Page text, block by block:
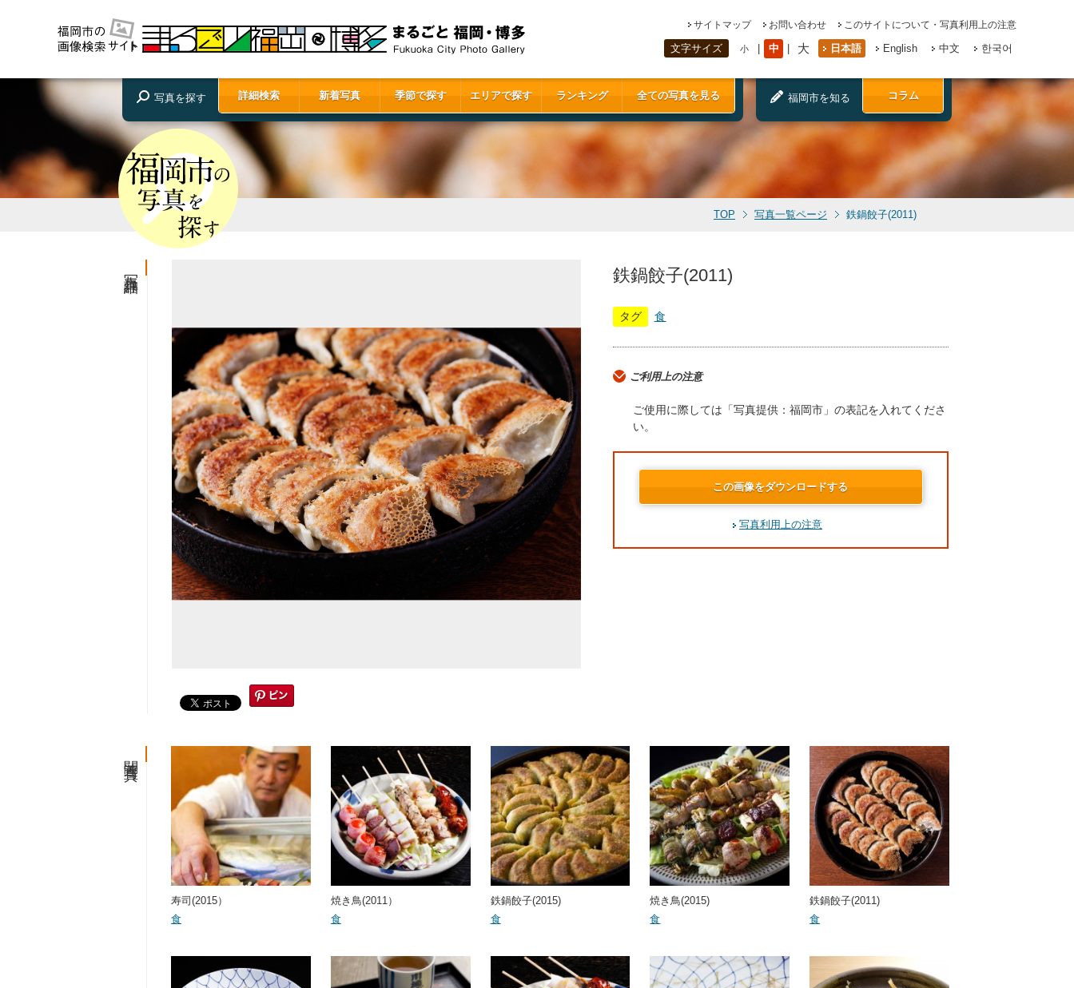
サイトマップ お問い合わせ このサイトについて・写真利用上の注意
文字サイズ 小 中 大 日本語 English 中文 한국어
写真を探す 詳細検索 新着写真 季節で探す エリアで探す ランキング 全ての写真を見る 福岡市を知る コラム
TOP 写真一覧ページ 鉄鍋餃子(2011)
鉄鍋餃子(2011)
タグ 食
ご利用上の注意
ご使用に際しては「写真提供：福岡市」の表記を入れてくださ
い。
この画像をダウンロードする
写真利用上の注意
寿司(2015）
食
焼き鳥(2011）
食
鉄鍋餃子(2015)
食
焼き鳥(2015)
食
鉄鍋餃子(2011)
食